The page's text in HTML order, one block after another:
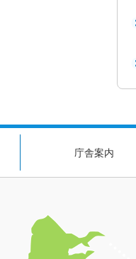
庁舎案内